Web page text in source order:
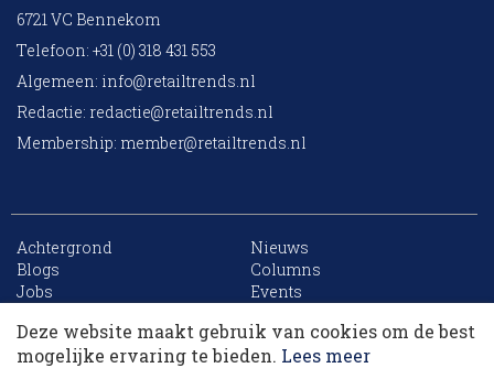
Dit artikel krijg je cadeau. Lees alles van
6721 VC Bennekom
Telefoon: +31 (0) 318 431 553
Algemeen: info@retailtrends.nl
Redactie: redactie@retailtrends.nl
Membership: member@retailtrends.nl
Achtergrond
Nieuws
Blogs
Columns
Jobs
Events
Archief
Sitemap
Deze website maakt gebruik van cookies om de best
mogelijke ervaring te bieden. Lees meer